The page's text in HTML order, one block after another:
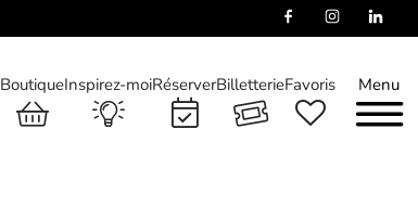
Menu
BoutiqueInspirez-moiRéserverBilletterieFavoris